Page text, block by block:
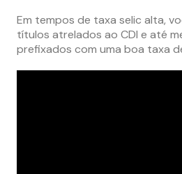
Em tempos de taxa selic alta,
títulos atrelados ao CDI e até
prefixados com uma boa taxa